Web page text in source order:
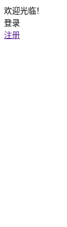
欢迎光临！
登录
注册